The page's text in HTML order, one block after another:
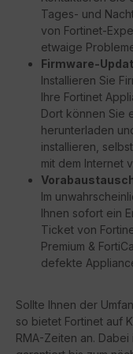
Tages- und
von Fortinet-
etwaige
Firmware-
Installieren Sie
Ihre Fortinet
Dort können Sie
herunterladen
installieren,
mit dem Internet
Im
Ihnen sofort ein
Ticket von
Premium &
defekte
Sollte Ihnen der
so bietet Fortinet auf
RMA-Zeiten an.